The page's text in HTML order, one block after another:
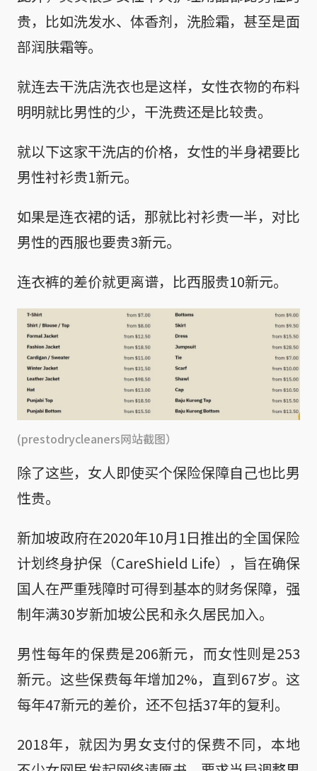
贵，比如洗发水、体香剂，洗脸霜，甚至是面
部润肤霜等。
就连去干洗店洗衣也是这样，女性衣物的布料
明明就比男性的少，干洗费还是比较贵。
就以下这家干洗店的价格，女性的半身裙要比
男性衬衫贵1新元。
如果是连衣裙的话，那就比衬衫贵一半，对比
男性的西服也要贵3新元。
连衣裤的差价就更离谱，比西服贵10新元。
(prestodrycleaners网站截图）
除了这些，女人即使买个保险保障自己也比男
性贵。
新加坡政府在2020年10月1日推出的全国保险
计划终身护保（CareShield Life），旨在确保
国人在严重残障时可得到基本的财务保障，强
制年满30岁新加坡公民和永久居民加入。
男性每年的保费是206新元，而女性则是253
新元。这些保费每年增加2%，直到67岁。这
每年47新元的差价，还不包括37年的复利。
2018年，就因为男女支付的保费不同，本地